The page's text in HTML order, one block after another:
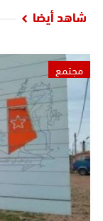
شاهد أيضا
مجتمع